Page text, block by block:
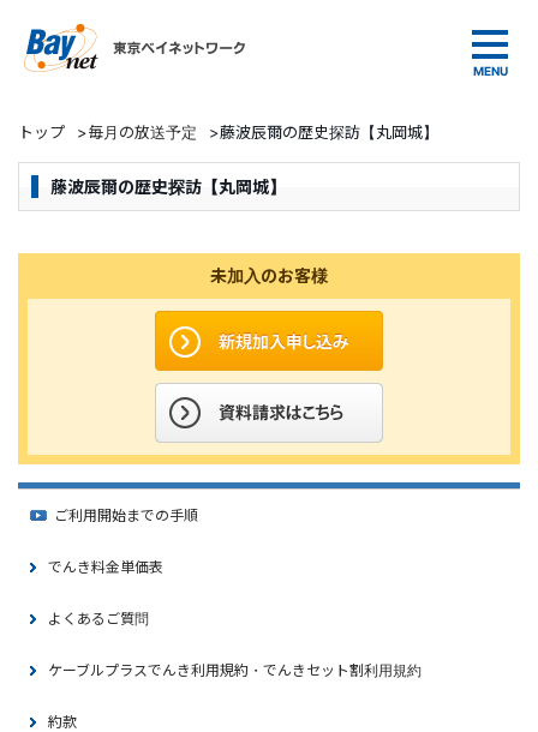
トップ >毎月の放送予定 >藤波辰爾の歴史探訪【丸岡城】
藤波辰爾の歴史探訪【丸岡城】
未加入のお客様
ご利用開始までの手順
でんき料金単価表
よくあるご質問
ケーブルプラスでんき利用規約・でんきセット割利用規約
約款